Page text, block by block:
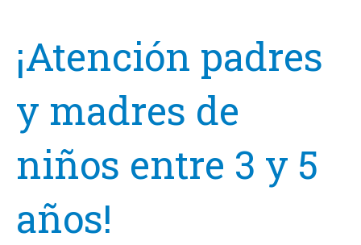
¡Atención padres
y madres de
niños entre 3 y 5
años!